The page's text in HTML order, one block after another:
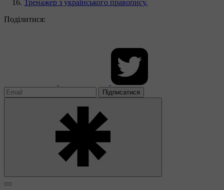
Тренажер з українського правопису.
Поділитися:
Підписатися